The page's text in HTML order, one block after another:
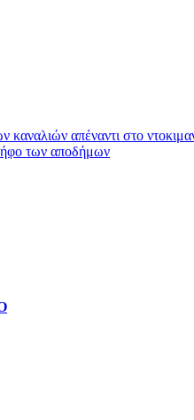
απέναντι στο
των αποδήμων